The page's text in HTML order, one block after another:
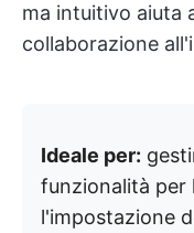
ma intuitivo aiuta
collaborazione
Ideale per:
funzionalità per
l'impostazione